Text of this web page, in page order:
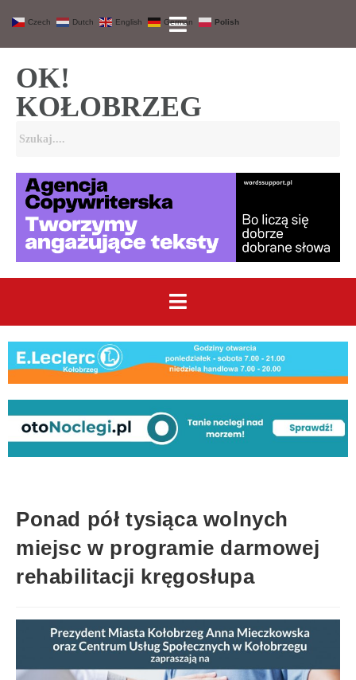
OK!
KOŁOBRZEG
Ponad pół tysiąca wolnych
miejsc w programie darmowej
rehabilitacji kręgosłupa
Czech Dutch English German Polish